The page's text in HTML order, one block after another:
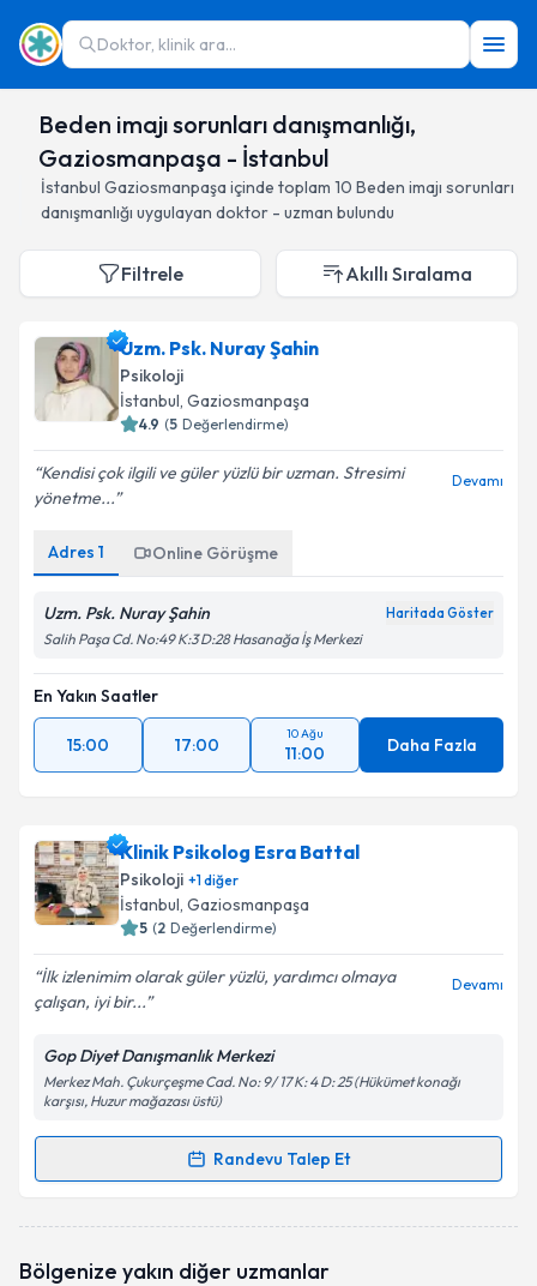
Doktor, klinik ara...
Beden imajı sorunları danışmanlığı,
Gaziosmanpaşa - İstanbul
İstanbul Gaziosmanpaşa içinde toplam 10 Beden imajı sorunları
danışmanlığı uygulayan doktor - uzman bulundu
Filtrele Akıllı Sıralama
Uzm. Psk. Nuray Şahin
Psikoloji
İstanbul, Gaziosmanpaşa
4.9 (5 Değerlendirme)
Kendisi çok ilgili ve güler yüzlü bir uzman. Stresimi
yönetme...
Devamı
Adres 1 Online Görüşme
Uzm. Psk. Nuray Şahin Haritada Göster
Salih Paşa Cd. No:49 K:3 D:28 Hasanağa İş Merkezi
En Yakın Saatler
15:00 17:00
10 Ağu
11:00 Daha Fazla
Klinik Psikolog Esra Battal
Psikoloji +1diğer
İstanbul, Gaziosmanpaşa
5 (2 Değerlendirme)
İlk izlenimim olarak güler yüzlü, yardımcı olmaya
çalışan, iyi bir...
Devamı
Gop Diyet Danışmanlık Merkezi
Merkez Mah. Çukurçeşme Cad. No: 9/ 17 K: 4 D: 25 (Hükümet konağı
karşısı, Huzur mağazası üstü)
Randevu Talep Et
Randevu Takvimi Talebi
talebi oluşturun. Size bu uzmandan randevu almanız
Bölgenize yakın diğer uzmanlar